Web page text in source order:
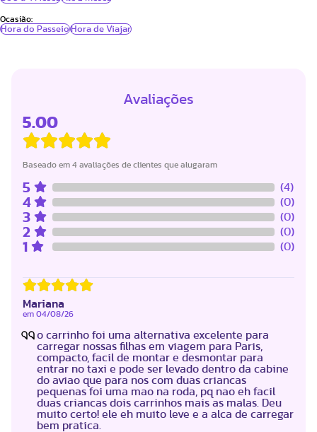
Ocasião:
Hora do PasseioHora de Viajar
Avaliações
5.00
Baseado em 4 avaliações de clientes que alugaram
5 (4)
4 (0)
3 (0)
2 (0)
1 (0)
Mariana
em 04/08/26
o carrinho foi uma alternativa excelente para
carregar nossas filhas em viagem para Paris,
compacto, facil de montar e desmontar para
entrar no taxi e pode ser levado dentro da cabine
do aviao que para nos com duas criancas
pequenas foi uma mao na roda, pq nao eh facil
duas criancas dois carrinhos mais as malas. Deu
muito certo! ele eh muito leve e a alca de carregar
bem pratica.